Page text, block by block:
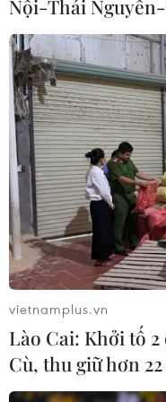
Báo động cận thị
nhiều trẻ giảm thị
01/08/2026 09:31
CƠ QUAN CHỦ QUẢN: THÔNG
Tổng Biên tập: TRẦN
Nội-Thái
vietnamplus.vn
Lào Cai: Khởi tố
Cù, thu giữ hơn